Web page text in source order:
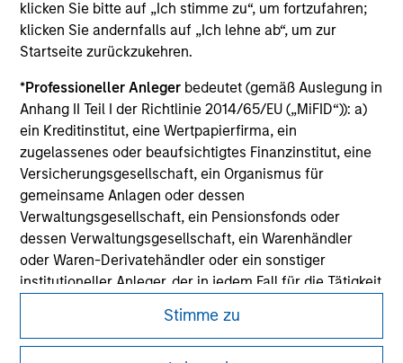
klicken Sie bitte auf „Ich stimme zu“, um fortzufahren;
klicken Sie andernfalls auf „Ich lehne ab“, um zur
Startseite zurückzukehren.
*Professioneller Anleger bedeutet (gemäß Auslegung in
Anhang II Teil I der Richtlinie 2014/65/EU („MiFID“)): a)
ein Kreditinstitut, eine Wertpapierfirma, ein
zugelassenes oder beaufsichtigtes Finanzinstitut, eine
Versicherungsgesellschaft, ein Organismus für
gemeinsame Anlagen oder dessen
Verwaltungsgesellschaft, ein Pensionsfonds oder
dessen Verwaltungsgesellschaft, ein Warenhändler
oder Waren-Derivatehändler oder ein sonstiger
institutioneller Anleger, der in jedem Fall für die Tätigkeit
beaufsichtigt werden muss; b) ein Großunternehmen,
das mindestens zwei der folgenden
Stimme zu
securities, insurance or other laws of such jurisdiction.
All investing involves risks, including a loss of principal.
information on the strategy, including additional risk
considerations.